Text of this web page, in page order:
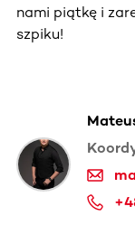
nami piątkę i
szpiku!